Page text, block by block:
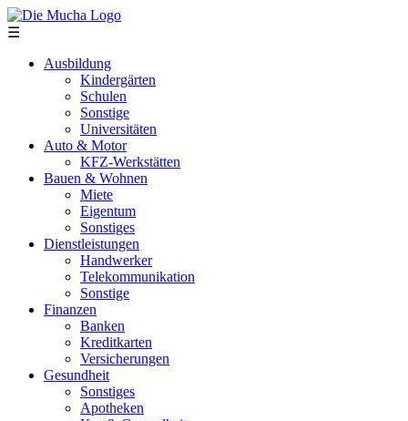
Direkt zum Inhalt
☰
Ausbildung
Kindergärten
Schulen
Sonstige
Universitäten
Auto & Motor
KFZ-Werkstätten
Bauen & Wohnen
Miete
Eigentum
Sonstiges
Dienstleistungen
Handwerker
Telekommunikation
Sonstige
Finanzen
Banken
Kreditkarten
Versicherungen
Gesundheit
Sonstiges
Apotheken